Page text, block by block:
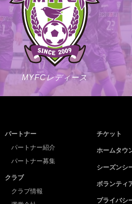
MYFCレディース
パートナー
パートナー紹介
パートナー募集
クラブ
クラブ情報
チケット
ホームタウ
シーズンシ
ボランティ
プライバシ